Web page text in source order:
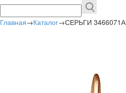
Главная→Каталог→СЕРЬГИ 3466071А